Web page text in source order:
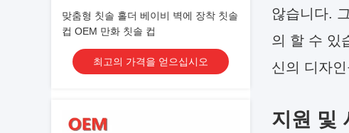
맞춤형 칫솔 홀더 베이비 벽에 장착 칫솔
컵 OEM 만화 칫솔 컵
최고의 가격을 얻으십시오
않습니다.
의 할 수 있
신의 디자
지원 및